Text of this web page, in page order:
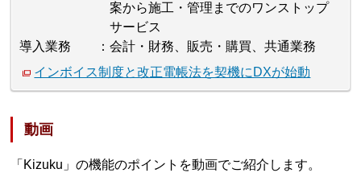
案から施工・管理までのワンストップ
サービス
導入業務
会計・財務、販売・購買、共通業務
インボイス制度と改正電帳法を契機にDXが始動
動画
「Kizuku」の機能のポイントを動画でご紹介します。